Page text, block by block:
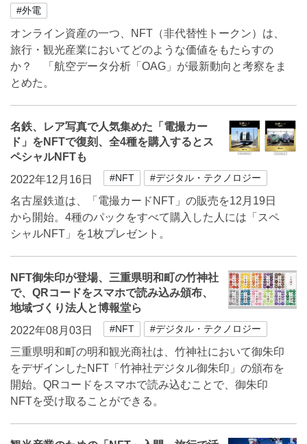
#外電
オンライン資産の一つ、NFT（非代替性トークン）は、
旅行・観光産業においてどのような価値をもたらすの
か？ 「航空データ分析「OAG」が最新動向と考察をま
とめた。
名鉄、レア写真で人気集めた「電撮カー
ド」をNFTで復刻、全4種を購入するとス
ペシャルNFTも
2022年12月16日
#NFT #デジタル・テクノロジー
名古屋鉄道は、「電撮カードNFT」の販売を12月19日
から開始。4種のパックをすべて購入した人には「スペ
シャルNFT」を1枚プレゼント。
NFT御朱印が登場、三重県明和町の竹神社
で、QRコードをスマホで読み込み頒布、
地域づくり法人と博報堂ら
2022年08月03日
#NFT #デジタル・テクノロジー
三重県明和町の明和観光商社は、竹神社において御朱印
をデザインしたNFT「竹神社デジタル御朱印」の頒布を
開始。QRコードをスマホで読み込むことで、御朱印
NFTを受け取ることができる。